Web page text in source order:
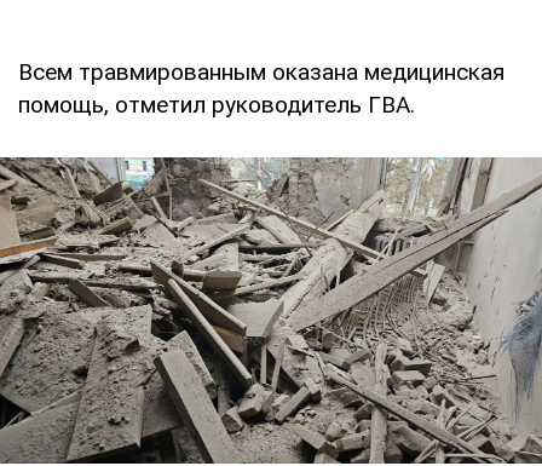
Всем травмированным оказана медицинская
помощь, отметил руководитель ГВА.